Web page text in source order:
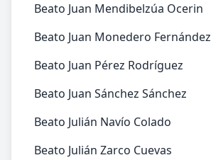
Beato Juan Mendibelzúa Ocerin
Beato Juan Monedero Fernández
Beato Juan Pérez Rodríguez
Beato Juan Sánchez Sánchez
Beato Julián Navío Colado
Beato Julián Zarco Cuevas